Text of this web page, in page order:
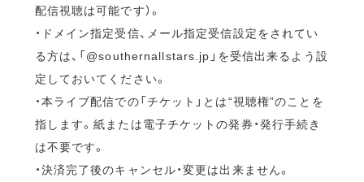
配信視聴は可能です）。
・ドメイン指定受信、メール指定受信設定をされてい
る方は、「@southernallstars.jp」を受信出来るよう設
定しておいてください。
・本ライブ配信での「チケット」とは“視聴権”のことを
指します。紙または電子チケットの発券・発行手続き
は不要です。
・決済完了後のキャンセル・変更は出来ません。